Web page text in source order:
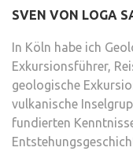
SVEN VON LOGA
In Köln habe ich
Exkursionsführer,
geologische
vulkanische
fundierten